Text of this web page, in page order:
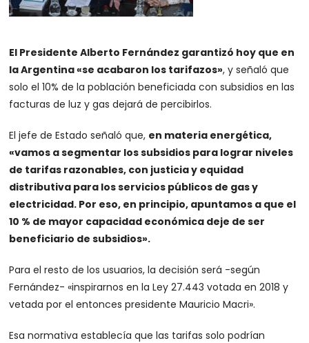
El Presidente Alberto Fernández garantizó hoy que en
la Argentina «se acabaron los tarifazos», y señaló que
solo el 10% de la población beneficiada con subsidios en las
facturas de luz y gas dejará de percibirlos.
El jefe de Estado señaló que, en materia energética,
«vamos a segmentar los subsidios para lograr niveles
de tarifas razonables, con justicia y equidad
distributiva para los servicios públicos de gas y
electricidad. Por eso, en principio, apuntamos a que el
10 % de mayor capacidad económica deje de ser
beneficiario de subsidios».
Para el resto de los usuarios, la decisión será -según
Fernández- «inspirarnos en la Ley 27.443 votada en 2018 y
vetada por el entonces presidente Mauricio Macri».
Esa normativa establecía que las tarifas solo podrían